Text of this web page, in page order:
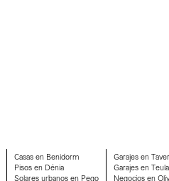
Casas en Benidorm
Pisos en Dénia
Garajes en
Garajes en